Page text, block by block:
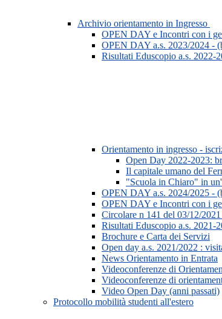
Archivio orientamento in Ingresso
OPEN DAY e Incontri con i
OPEN DAY a.s. 2023/2024 -
Risultati Eduscopio a.s. 2022-
Orientamento in ingresso -
Open Day 2022-2023:
Il capitale umano del
"Scuola in Chiaro" in
OPEN DAY a.s. 2024/2025 -
OPEN DAY e Incontri con i
Circolare n 141 del 03/12/
Risultati Eduscopio a.s.
Brochure e Carta dei Servizi
Open day a.s. 2021/2022 :
News Orientamento in Entrata
Videoconferenze di
Videoconferenze di
Video Open Day (anni passati)
Protocollo mobilità studenti all'estero